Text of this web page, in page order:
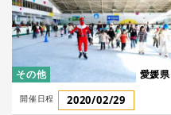
その他 愛媛県
開催日程
2020/02/29